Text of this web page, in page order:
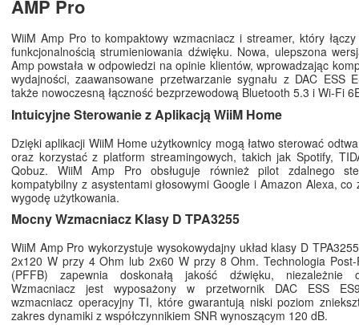
AMP Pro
WiiM Amp Pro to kompaktowy wzmacniacz i streamer, który
funkcjonalnością strumieniowania dźwięku. Nowa, ulepszona
Amp powstała w odpowiedzi na opinie klientów, wprowadzając
wydajności, zaawansowane przetwarzanie sygnału z DAC ESS
także nowoczesną łączność bezprzewodową Bluetooth 5.3 i Wi-Fi
Intuicyjne Sterowanie z Aplikacją WiiM Home
Dzięki aplikacji WiiM Home użytkownicy mogą łatwo sterować
oraz korzystać z platform streamingowych, takich jak Spotify,
Qobuz. WiiM Amp Pro obsługuje również pilot zdalnego
kompatybilny z asystentami głosowymi Google i Amazon Alexa, co
wygodę użytkowania.
Mocny Wzmacniacz Klasy D TPA3255
WiiM Amp Pro wykorzystuje wysokowydajny układ klasy D
2x120 W przy 4 Ohm lub 2x60 W przy 8 Ohm. Technologia
(PFFB) zapewnia doskonałą jakość dźwięku, niezależnie
Wzmacniacz jest wyposażony w przetwornik DAC ESS
wzmacniacz operacyjny TI, które gwarantują niski poziom
zakres dynamiki z współczynnikiem SNR wynoszącym 120 dB.